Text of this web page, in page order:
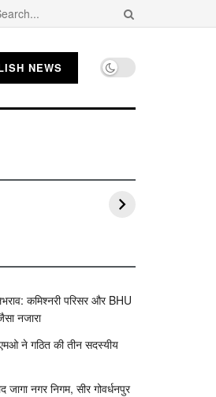
NEWS
कमिश्नरी परिसर और BHU
नजारा
ने गठित की तीन सदस्यीय
नगर निगम, सीर गोवर्धनपुर